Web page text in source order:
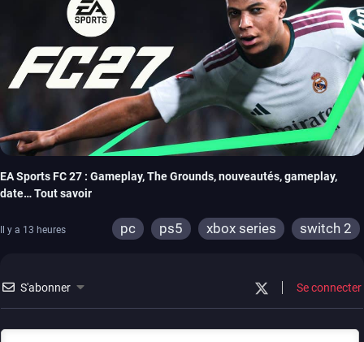
EA Sports FC 27 : Gameplay, The Grounds, nouveautés, gameplay,
date… Tout savoir
Il y a 13 heures pc ps5 xbox series switch 2
S'abonner Se connecter